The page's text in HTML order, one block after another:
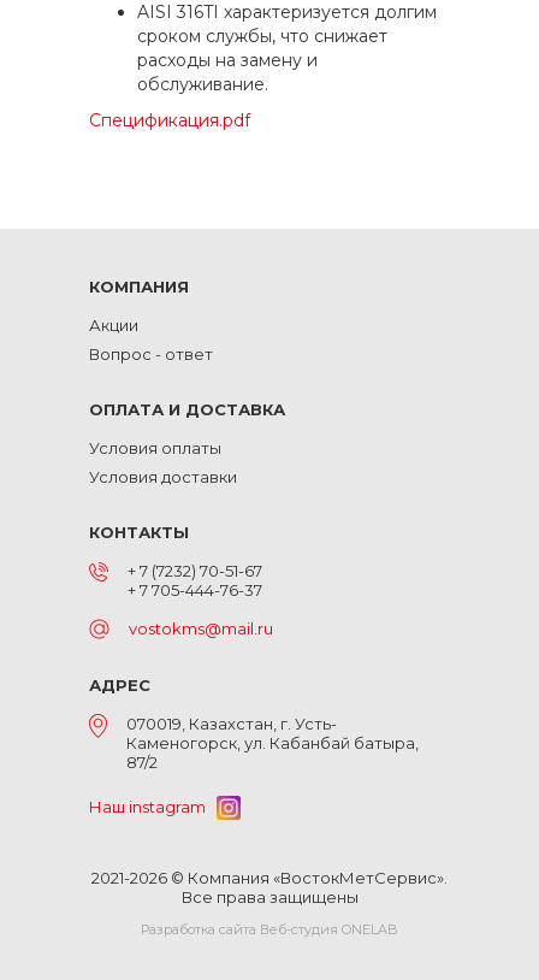
AISI 316TI характеризуется долгим
сроком службы, что снижает
расходы на замену и
обслуживание.
Спецификация.pdf
КОМПАНИЯ
Акции
Вопрос - ответ
ОПЛАТА И ДОСТАВКА
Условия оплаты
Условия доставки
КОНТАКТЫ
+ 7 (7232) 70-51-67
+ 7 705-444-76-37
vostokms@mail.ru
АДРЕС
070019, Казахстан, г. Усть-
Каменогорск, ул. Кабанбай батыра,
87/2
Наш instagram
2021-2026 © Компания «ВостокМетСервис».
Все права защищены
Разработка сайта Веб-студия ONELAB